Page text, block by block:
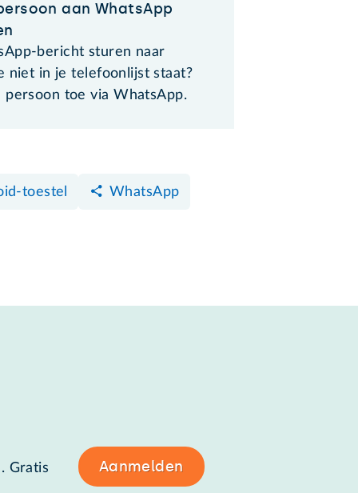
aan WhatsApp
bericht sturen naar
niet in je telefoonlijst staat?
persoon toe via WhatsApp.
toestel WhatsApp
Gratis Aanmelden